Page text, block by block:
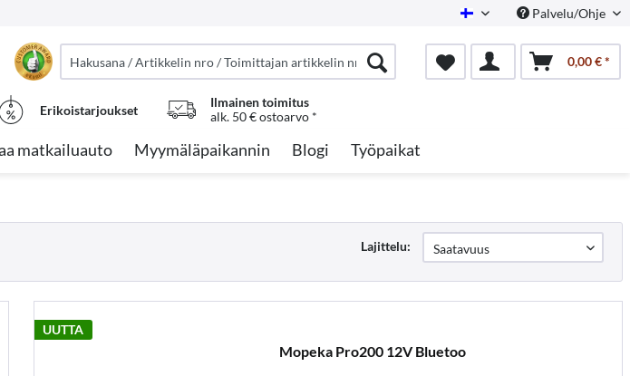
Finnish Palvelu/Ohje
0,00 € *
Erikoistarjoukset
Ilmainen toimitus
alk. 50 € ostoarvo *
matkailuauto Myymäläpaikannin Blogi Työpaikat
Lajittelu:
UUTTA
Mopeka Pro200 12V Bluetoo